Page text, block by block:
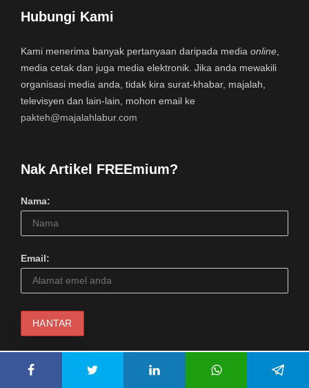
Hubungi Kami
Kami menerima banyak pertanyaan daripada media online
media cetak dan juga media elektronik. Jika anda mewakili
organisasi media anda, tidak kira surat-khabar, majalah,
televisyen dan lain-lain, mohon email ke
pakteh@majalahlabur.com
Nak Artikel FREEmium?
Nama:
Email: